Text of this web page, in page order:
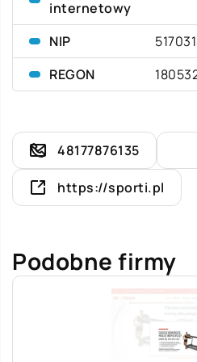
internetowy
NIP
REGON
48177876135
https://sporti.pl
Podobne firmy